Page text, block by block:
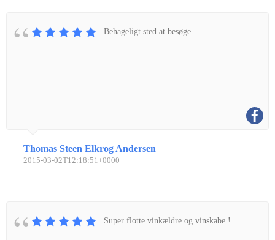
Behageligt sted at besøge....
Thomas Steen Elkrog Andersen
2015-03-02T12:18:51+0000
Super flotte vinkældre og vinskabe !